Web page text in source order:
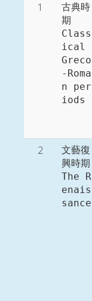
1
古典時
期
Class
ical
Greco
-Roma
n per
iods
2
文藝復
興時期
The R
enais
sance